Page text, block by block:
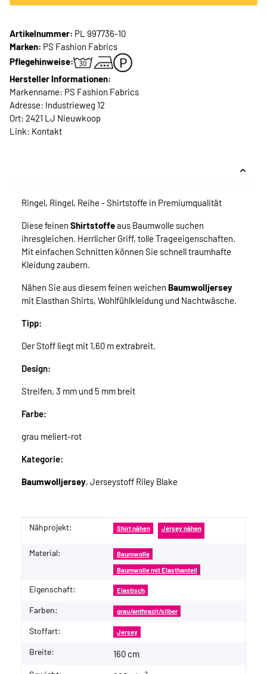
Artikelnummer: PL 997736-10
Marken: PS Fashion Fabrics
Pflegehinweise:
Hersteller Informationen:
Markenname: PS Fashion Fabrics
Adresse: Industrieweg 12
Ort: 2421 LJ Nieuwkoop
Link: Kontakt
Ringel, Ringel, Reihe - Shirtstoffe in Premiumqualität
Diese feinen Shirtstoffeaus Baumwolle suchen
ihresgleichen. Herrlicher Griff, tolle Trageeigenschaften.
Mit einfachen Schnitten können Sie schnell traumhafte
Kleidung zaubern.
Nähen Sie aus diesem feinen weichen Baumwolljersey
mit Elasthan Shirts, Wohlfühlkleidung und Nachtwäsche.
Tipp:
Der Stoff liegt mit 1,60 m extrabreit.
Design:
Streifen, 3 mm und 5 mm breit
Farbe:
grau meliert-rot
Kategorie:
Baumwolljersey, Jerseystoff Riley Blake
Produkteigenschaft
Wert
Nähprojekt: Shirt nähen Jersey nähen
Material: Baumwolle
Baumwolle mit Elasthanteil
Eigenschaft: Elastisch
Farben: grau/anthrazit/silber
Stoffart: Jersey
Breite: 160 cm